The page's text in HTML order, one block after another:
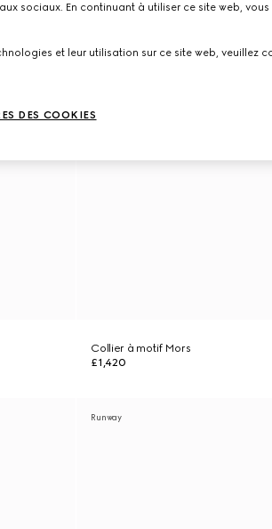
Collier à motif Mors
£1,420
Runway
sociaux. En continuant à utiliser ce site web,
et leur utilisation sur ce site web, veuillez
DES COOKIES